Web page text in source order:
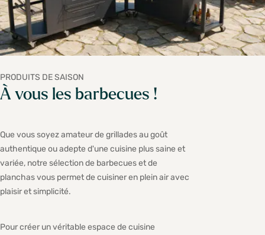
PRODUITS DE SAISON
À vous les barbecues !
Que vous soyez amateur de grillades au goût
authentique ou adepte d'une cuisine plus saine et
variée, notre sélection de barbecues et de
planchas vous permet de cuisiner en plein air avec
plaisir et simplicité.
Pour créer un véritable espace de cuisine